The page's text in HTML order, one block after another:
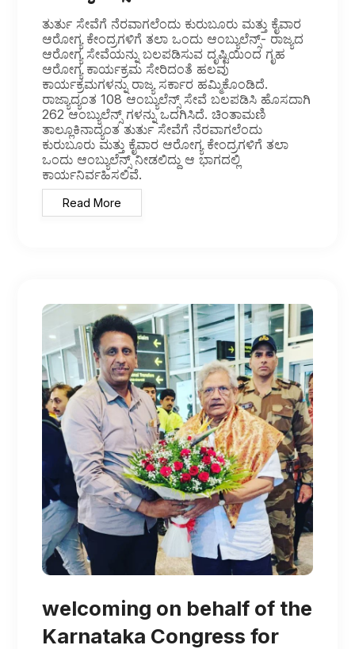
ತುರ್ತು ಸೇವೆಗೆ ನೆರವಾಗಲೆಂದು ಕುರುಬೂರು ಮತ್ತು ಕೈವಾರ
ಆರೋಗ್ಯ ಕೇಂದ್ರಗಳಿಗೆ ತಲಾ ಒಂದು ಆಂಬ್ಯುಲೆನ್ಸ್- ರಾಜ್ಯದ
ಆರೋಗ್ಯ ಸೇವೆಯನ್ನು ಬಲಪಡಿಸುವ ದೃಷ್ಟಿಯಿಂದ ಗೃಹ
ಆರೋಗ್ಯ ಕಾರ್ಯಕ್ರಮ ಸೇರಿದಂತೆ ಹಲವು
ಕಾರ್ಯಕ್ರಮಗಳನ್ನು ರಾಜ್ಯ ಸರ್ಕಾರ ಹಮ್ಮಿಕೊಂಡಿದೆ.
ರಾಜ್ಯಾದ್ಯಂತ 108 ಆಂಬ್ಯುಲೆನ್ಸ್ ಸೇವೆ ಬಲಪಡಿಸಿ ಹೊಸದಾಗಿ
262 ಆಂಬ್ಯುಲೆನ್ಸ್ ಗಳನ್ನು ಒದಗಿಸಿದೆ. ಚಿಂತಾಮಣಿ
ತಾಲ್ಲೂಕಿನಾದ್ಯಂತ ತುರ್ತು ಸೇವೆಗೆ ನೆರವಾಗಲೆಂದು
ಕುರುಬೂರು ಮತ್ತು ಕೈವಾರ ಆರೋಗ್ಯ ಕೇಂದ್ರಗಳಿಗೆ ತಲಾ
ಒಂದು ಆಂಬ್ಯುಲೆನ್ಸ್ ನೀಡಲಿದ್ದು ಆ ಭಾಗದಲ್ಲಿ
ಕಾರ್ಯನಿರ್ವಹಿಸಲಿವೆ.
Read More
welcoming on behalf of the
Karnataka Congress for